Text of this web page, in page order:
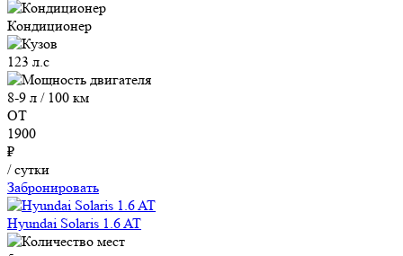
Кондиционер
123 л.с
8-9 л / 100 км
ОТ
1900
₽
/ сутки
Забронировать
Hyundai Solaris 1.6 AT